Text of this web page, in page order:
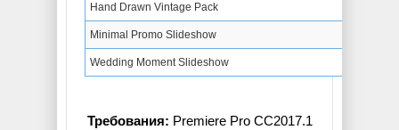
Hand Drawn Vintage Pack
Minimal Promo Slideshow
Wedding Moment Slideshow
Требования: Premiere Pro СС2017.1